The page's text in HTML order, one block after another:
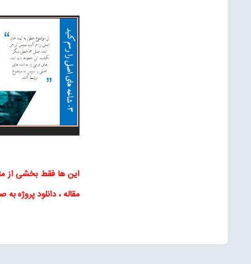
این ها فقط بخشی از
مقاله، دانلود پروژه